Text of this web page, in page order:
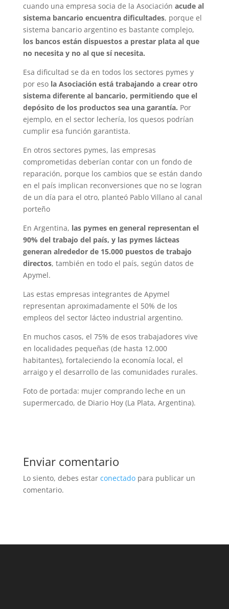
cuando una empresa socia de la Asociación acude al
sistema bancario encuentra dificultades, porque el
sistema bancario argentino es bastante complejo,
los bancos están dispuestos a prestar plata al que
no necesita y no al que sí necesita.
Esa dificultad se da en todos los sectores pymes y
por eso la Asociación está trabajando a crear otro
sistema diferente al bancario, permitiendo que el
depósito de los productos sea una garantía. Por
ejemplo, en el sector lechería, los quesos podrían
cumplir esa función garantista.
En otros sectores pymes, las empresas
comprometidas deberían contar con un fondo de
reparación, porque los cambios que se están dando
en el país implican reconversiones que no se logran
de un día para el otro, planteó Pablo Villano al canal
porteño
En Argentina, las pymes en general representan el
90% del trabajo del país, y las pymes lácteas
generan alrededor de 15.000 puestos de trabajo
directos, también en todo el país, según datos de
Apymel.
Las estas empresas integrantes de Apymel
representan aproximadamente el 50% de los
empleos del sector lácteo industrial argentino.
En muchos casos, el 75% de esos trabajadores vive
en localidades pequeñas (de hasta 12.000
habitantes), fortaleciendo la economía local, el
arraigo y el desarrollo de las comunidades rurales.
Foto de portada: mujer comprando leche en un
supermercado, de Diario Hoy (La Plata, Argentina).
Enviar comentario
Lo siento, debes estar conectadopara publicar un
comentario.